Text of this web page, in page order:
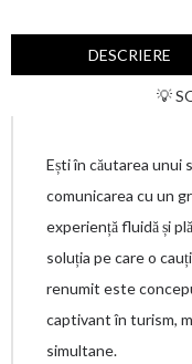
DESCRIERE
💡
Ești în căutarea unui
comunicarea cu un
experiență fluidă și
soluția pe care o
renumit este
captivant în turism,
simultane.